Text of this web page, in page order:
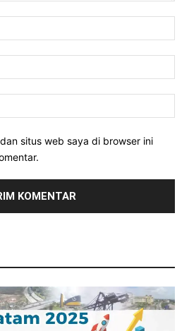
situs web saya di browser ini